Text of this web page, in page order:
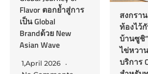
สงกรานต์นี้!! ฝาก
ท้องไว้กับ “ไข่หวาน
บ้านซูชิ” จัดเต็มเมนู
ไข่หวานสุดฮิตพร้อม
บริการ Catering
No
นายโท
กรรมก
บริษัท มิ